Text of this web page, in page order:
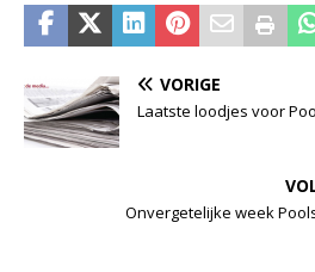
VORIGE
Laatste loodjes voor
Onvergetelijke week